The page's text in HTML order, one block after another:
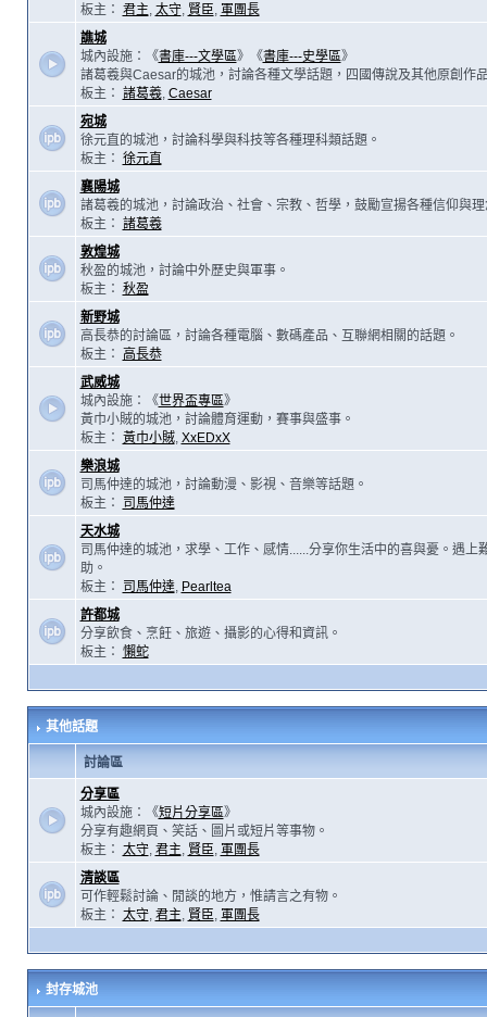
板主： 君主, 太守, 賢臣, 軍團長
譙城
城內設施：《書庫---文學區》《書庫---史學區》
諸葛羲與Caesar的城池，討論各種文學話題，四國傳說及其他原創作
板主： 諸葛羲, Caesar
宛城
徐元直的城池，討論科學與科技等各種理科類話題。
板主： 徐元直
襄陽城
諸葛羲的城池，討論政治、社會、宗教、哲學，鼓勵宣揚各種信仰與理
板主： 諸葛羲
敦煌城
秋盈的城池，討論中外歷史與軍事。
板主： 秋盈
新野城
高長恭的討論區，討論各種電腦、數碼產品、互聯網相關的話題。
板主：
高長恭
武威城
城內設施：《世界盃專區》
黃巾小賊的城池，討論體育運動，賽事與盛事。
板主： 黃巾小賊, XxEDxX
樂浪城
司馬仲達的城池，討論動漫、影視、音樂等話題。
板主：
司馬仲達
天水城
司馬仲達的城池，求學、工作、感情......分享你生活中的喜與憂。遇上
助。
板主：
司馬仲達, Pearltea
許都城
分享飲食、烹飪、旅遊、攝影的心得和資訊。
板主： 懶蛇
其他話題
討論區
分享區
城內設施：《短片分享區》
分享有趣網頁、笑話、圖片或短片等事物。
板主： 太守, 君主, 賢臣, 軍團長
清談區
可作輕鬆討論、閒談的地方，惟請言之有物。
板主： 太守, 君主, 賢臣, 軍團長
封存城池